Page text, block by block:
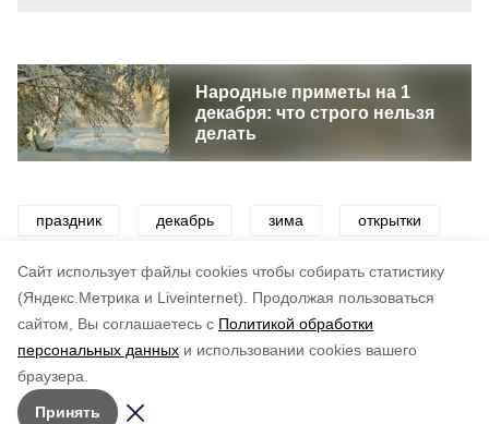
Cайт использует файлы cookies чтобы собирать статистику
(Яндекс.Метрика и Liveinternet).
Продолжая пользоваться
сайтом, Вы соглашаетесь с Политикой обработки
персональных данных и использовании cookies вашего
браузера.
Принять
Народные приметы на 1
декабря: что строго нельзя
делать
праздник декабрь зима открытки
поздравление
по оценке
5